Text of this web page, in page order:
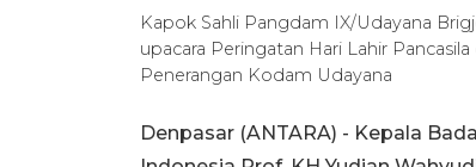
Kapok Sahli Pangdam IX/Udayana
upacara Peringatan Hari Lahir
Penerangan Kodam Udayana
Denpasar (ANTARA) - Kepala